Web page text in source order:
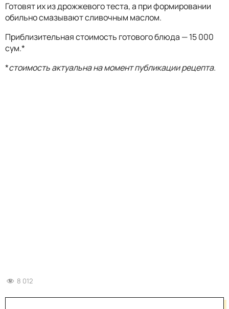
Готовят их из дрожжевого теста, а при формировании
обильно смазывают сливочным маслом.
Приблизительная стоимость готового блюда — 15 000
сум.*
*стоимость актуальна на момент публикации рецепта.
8 012